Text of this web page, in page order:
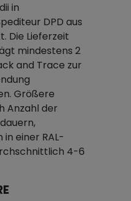
in
DPD aus
Die Lieferzeit
mindestens 2
and Trace zur
Größere
Anzahl der
einer RAL-
4-6